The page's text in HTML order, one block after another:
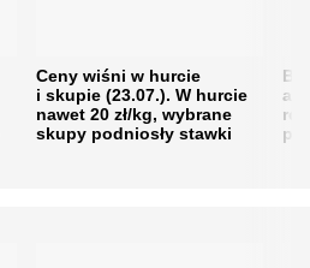
Ceny wiśni w hurcie
i skupie (23.07.). W hurcie
nawet 20 zł/kg, wybrane
skupy podniosły stawki